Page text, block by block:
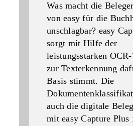
Was macht die
von easy für die
unschlagbar? easy
sorgt mit Hilfe der
leistungsstarken
zur Texterkennung
Basis stimmt. Die
auch die digitale
mit easy Capture